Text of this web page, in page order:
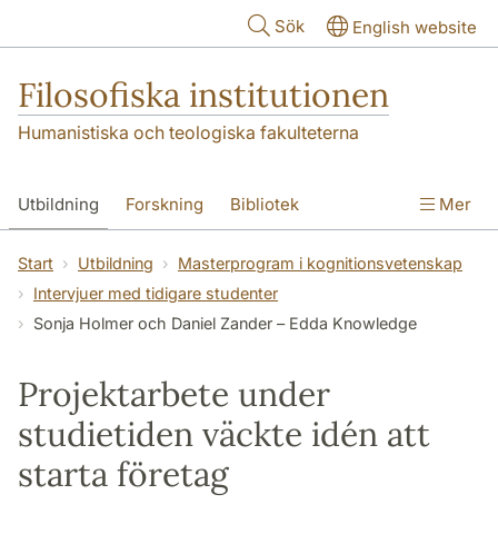
Sök English website
Filosofiska institutionen
Humanistiska och teologiska fakulteterna
Utbildning Forskning Bibliotek
Personal Kontakt
Mer
Start Utbildning
Masterprogram i kognitionsvetenskap
Intervjuer med tidigare studenter
Sonja Holmer och Daniel Zander – Edda Knowledge
Projektarbete under
studietiden väckte idén att
starta företag